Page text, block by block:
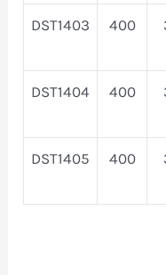
DST1403 400
DST1404 400
DST1405 400